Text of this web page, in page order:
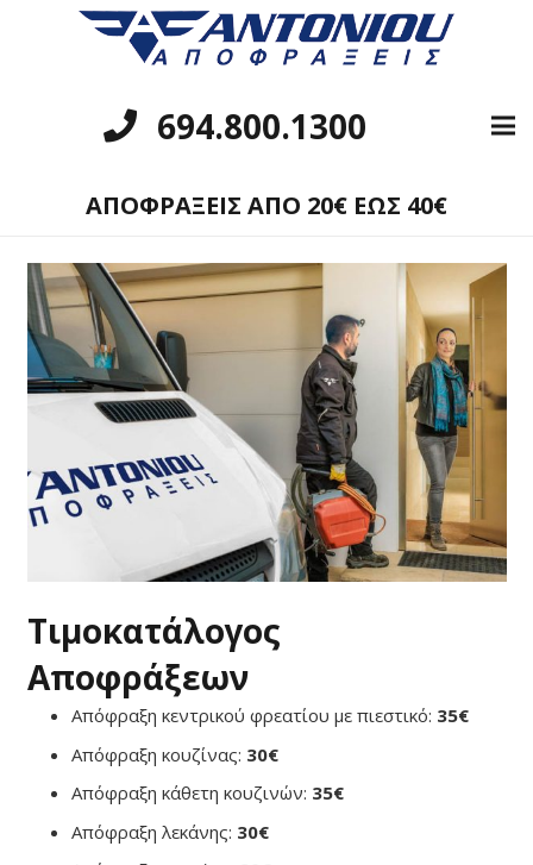
694.800.1300
ΑΠΟΦΡΑΞΕΙΣ ΑΠΟ 20€ ΕΩΣ 40€
Τιμοκατάλογος
Αποφράξεων
Απόφραξη κεντρικού φρεατίου με πιεστικό: 35€
Απόφραξη κουζίνας: 30€
Απόφραξη κάθετη κουζινών: 35€
Απόφραξη λεκάνης: 30€